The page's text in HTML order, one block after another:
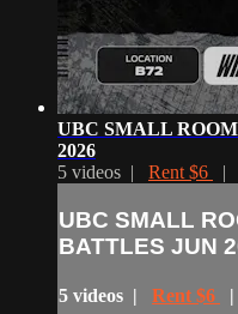
UBC SMALL
2026
5 videos | Rent $6 |
UBC SMALL
BATTLES JUN
5 videos | Rent $6 |